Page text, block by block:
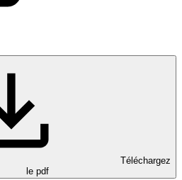
Téléchargez
le pdf